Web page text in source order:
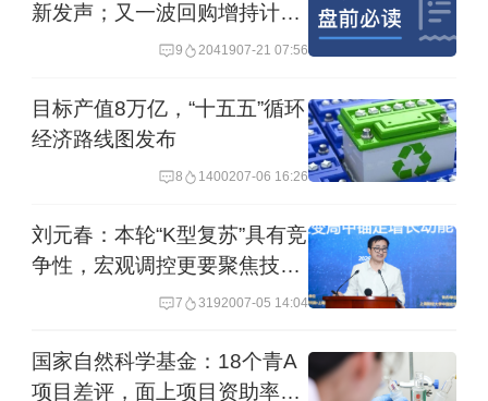
人注目的是，前2个月“新三样”产品出口
成绩单优异，电动汽车、锂离子蓄电池
出口分别增长144.5%、34.8%。
多类产品进口实现快速增长。前2个月，
10.6%，拉动同期宁波口岸进口整体增
长2.8个百分点。此外，进口机电产品
然及合成橡胶、玻璃及其制品各增长
新发声；又一波回购增持计划
9 2041907-21 07:56
目标产值8万亿，“十五五”循环
经济路线图发布
8 1400207-06 16:26
刘元春：本轮“K型复苏”具有竞
争性，宏观调控更要聚焦技术
7 3192007-05 14:04
国家自然科学基金：18个青A
项目差评，面上项目资助率